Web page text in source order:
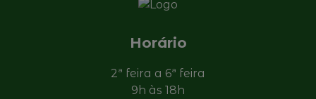
Horário
2ª feira a 6ª feira
9h às 18h